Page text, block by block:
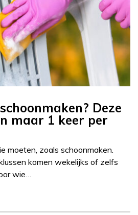
Deze
maar 1 keer per
moeten, zoals schoonmaken.
komen wekelijks of zelfs
wie…